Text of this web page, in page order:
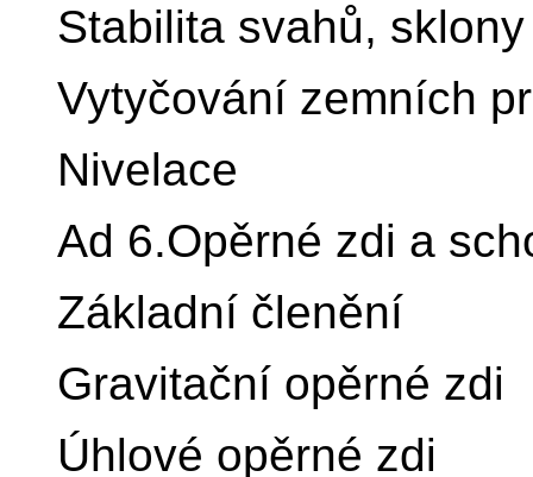
Stabilita svahů,
Vytyčování zemních
Nivelace
Ad 6.Opěrné zdi a
Základní členění
Gravitační opěrné zdi
Úhlové opěrné zdi